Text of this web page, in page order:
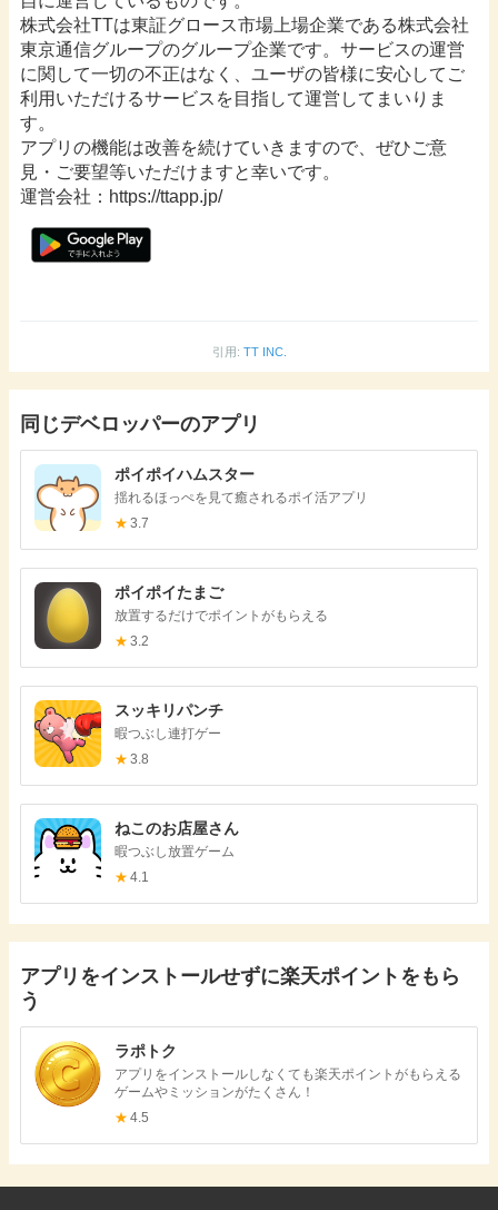
株式会社TTは東証グロース市場上場企業である株式会社
東京通信グループのグループ企業です。サービスの運営
に関して一切の不正はなく、ユーザの皆様に安心してご
利用いただけるサービスを目指して運営してまいりま
す。
アプリの機能は改善を続けていきますので、ぜひご意
見・ご要望等いただけますと幸いです。
運営会社：https://ttapp.jp/
引用: TT INC.
同じデベロッパーのアプリ
ポイポイハムスター
揺れるほっぺを見て癒されるポイ活アプリ
★ 3.7
ポイポイたまご
放置するだけでポイントがもらえる
★ 3.2
スッキリパンチ
暇つぶし連打ゲー
★ 3.8
ねこのお店屋さん
暇つぶし放置ゲーム
★ 4.1
アプリをインストールせずに楽天ポイントをもら
う
ラポトク
アプリをインストールしなくても楽天ポイントがもらえる
ゲームやミッションがたくさん！
★ 4.5